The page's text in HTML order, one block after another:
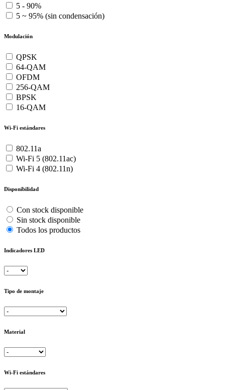
5 - 90%
5 ~ 95% (sin condensación)
Modulación
QPSK
64-QAM
OFDM
256-QAM
BPSK
16-QAM
Wi-Fi estándares
802.11a
Wi-Fi 5 (802.11ac)
Wi-Fi 4 (802.11n)
Disponibilidad
Con stock disponible
Sin stock disponible
Todos los productos
Indicadores LED
Tipo de montaje
Material
Wi-Fi estándares